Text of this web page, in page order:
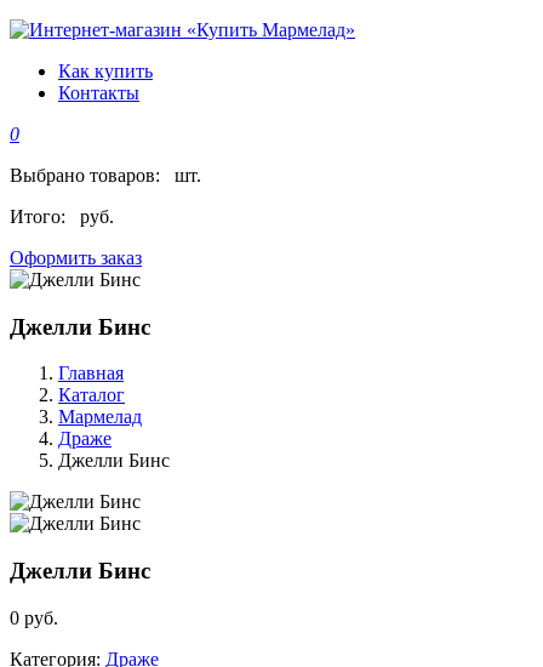
Как купить
Контакты
0
Выбрано товаров:
шт.
Итого:
руб.
Оформить заказ
Джелли Бинс
Главная
Каталог
Мармелад
Драже
Джелли Бинс
Джелли Бинс
0 руб.
Категория: Драже